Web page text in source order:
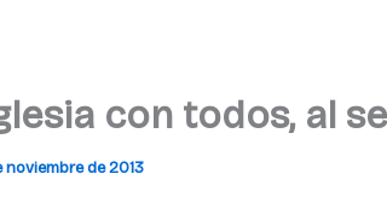
con todos, al
noviembre de 2013